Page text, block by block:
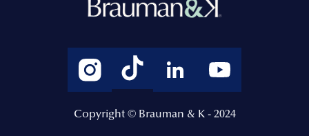
Copyright © Brauman & K - 2024